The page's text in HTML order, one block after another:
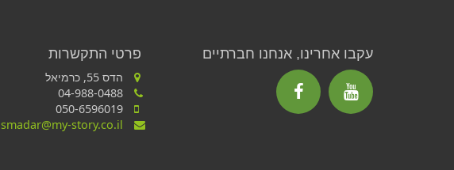
פרטי התקשרות
הדס 55, כרמיאל
04-988-0488
050-6596019
smadar@my-story.co.il
עקבו אחרינו, אנחנו חברתיים